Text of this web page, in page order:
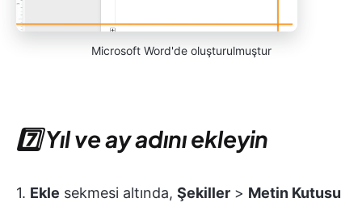
Microsoft Word'de oluşturulmuştur
7️⃣ Yıl ve ay adını ekleyin
1. Ekle sekmesi altında, Şekiller > Metin Kutusu